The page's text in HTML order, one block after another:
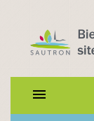
menu